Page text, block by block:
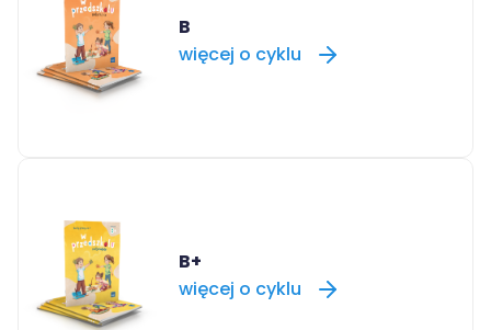
B
więcej o cyklu
B+
więcej o cyklu